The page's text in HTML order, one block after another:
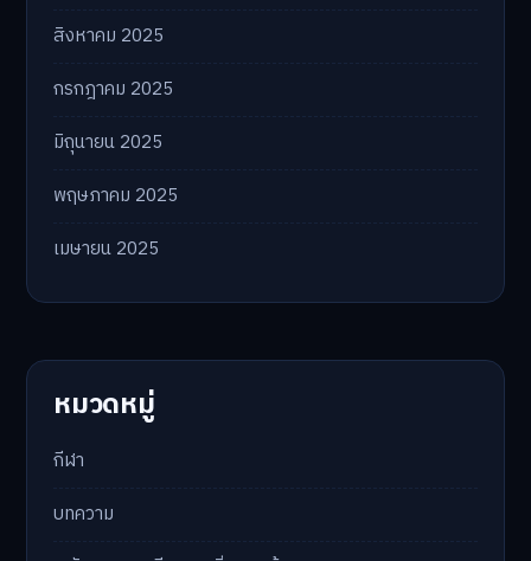
สิงหาคม 2025
กรกฎาคม 2025
มิถุนายน 2025
พฤษภาคม 2025
เมษายน 2025
หมวดหมู่
กีฬา
บทความ